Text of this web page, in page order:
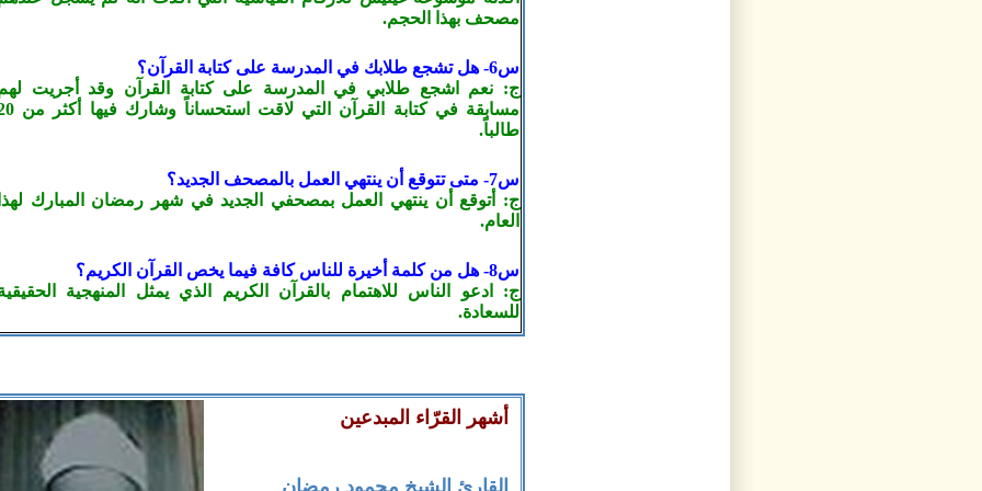
مصحف بهذا الحجم.
س6- هل تشجع طلابك في المدرسة على كتابة القرآن؟
ج: نعم اشجع طلابي في المدرسة على كتابة القرآن وقد أجريت
مسابقة في كتابة القرآن التي لاقت
طالباً.
س7- متى تتوقع أن ينتهي العمل بالمصحف الجديد؟
ج: أتوقع أن ينتهي العمل بمصحفي الجديد في شهر رمضان المبارك لهذا
العام.
س8- هل من كلمة أخيرة للناس كافة فيما يخص القرآن الكريم؟
ج: ادعو الناس للاهتمام بالقرآن الكريم الذي يمثل المنهجية
للسعادة.
أشهر القرّاء المبدعين
القارئ الشيخ محمود رمضان